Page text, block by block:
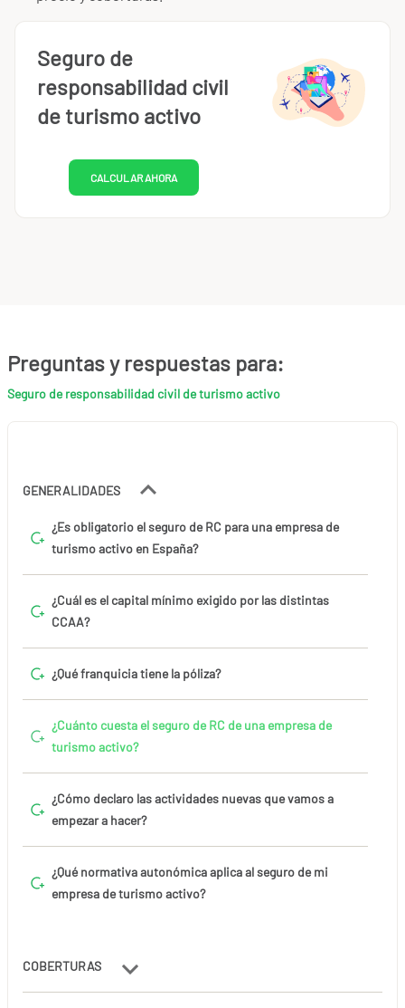
Preguntas y respuestas para:
Seguro de responsabilidad civil de turismo activo
GENERALIDADES
¿Es obligatorio el seguro de RC para una empresa de
turismo activo en España?
¿Cuál es el capital mínimo exigido por las distintas
CCAA?
¿Qué franquicia tiene la póliza?
¿Cuánto cuesta el seguro de RC de una empresa de
turismo activo?
¿Cómo declaro las actividades nuevas que vamos a
empezar a hacer?
¿Qué normativa autonómica aplica al seguro de mi
empresa de turismo activo?
COBERTURAS
Seguro de
responsabilidad civil
de turismo activo
CALCULAR AHORA